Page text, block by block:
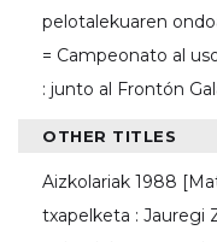
pelotalekuaren
= Campeonato al
: junto al Frontón
OTHER TITLES
Aizkolariak 1988
txapelketa : Jauregi